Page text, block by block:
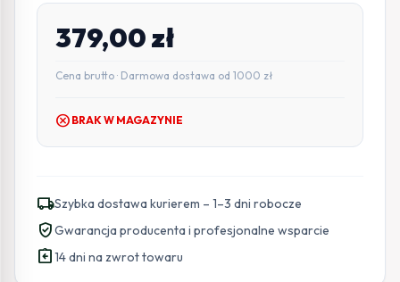
379,00zł
Cena brutto · Darmowa dostawa od 1000 zł
cancel BRAK W MAGAZYNIE
local_shippingSzybka dostawa kurierem – 1–3 dni robocze
verified_userGwarancja producenta i profesjonalne wsparcie
assignment_return14 dni na zwrot towaru